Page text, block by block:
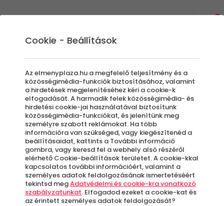
Retro Tandem Biciklizés
Szűrők beállítása
Élmények
Rendezés:
Cookie - Beállítások
Az elmenyplaza.hu a megfelelő teljesítmény és a
közösségimédia-funkciók biztosításához, valamint
a hirdetések megjelenítéséhez kéri a cookie-k
elfogadását. A harmadik felek közösségimédia- és
hirdetési cookie-jai használatával biztosítunk
közösségimédia-funkciókat, és jelenítünk meg
személyre szabott reklámokat. Ha több
információra van szükséged, vagy kiegészítenéd a
beállításaidat, kattints a További információ
gombra, vagy keresd fel a webhely alsó részéről
elérhető Cookie-beállítások területet. A cookie-kkal
kapcsolatos további információért, valamint a
személyes adatok feldolgozásának ismertetéséért
tekintsd megAdatvédelmi és cookie-kra vonatkozó
szabályzatunkat. Elfogadod ezeket a cookie-kat és
az érintett személyes adatok feldolgozását?